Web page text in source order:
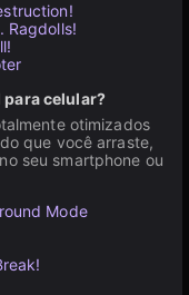
Ragdolls!
para celular?
otimizados
que você arraste,
seu smartphone ou
Mode